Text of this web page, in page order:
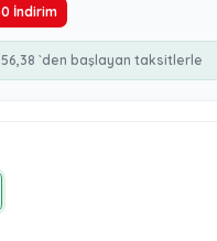
İndirim
`den başlayan taksitlerle